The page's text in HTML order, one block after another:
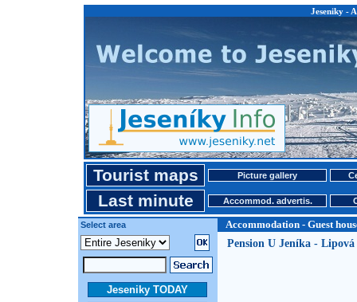
Jeseniky -
Tourist maps Picture gallery
Last minute Accommod. advertis.
Select area Accommodation - Guest
Jeseniky TODAY
Pension U Jeníka - Lipová